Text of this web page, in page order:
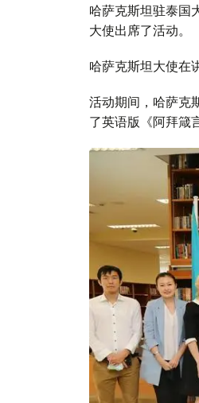
哈萨克斯坦驻泰国
大使出席了活动。
哈萨克斯坦大使在
活动期间，哈萨克
了英语版《阿拜箴